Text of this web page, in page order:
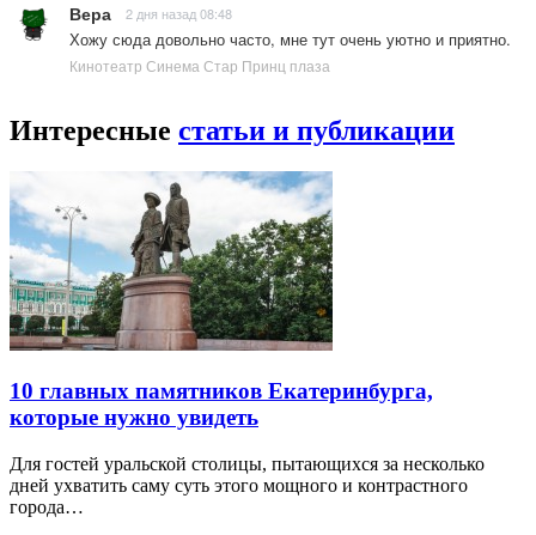
Вера 2 дня назад 08:48
Хожу сюда довольно часто, мне тут очень уютно и приятно.
Кинотеатр Синема Стар Принц плаза
Интересные статьи и публикации
10 главных памятников Екатеринбурга,
которые нужно увидеть
Для гостей уральской столицы, пытающихся за несколько
дней ухватить саму суть этого мощного и контрастного
города…